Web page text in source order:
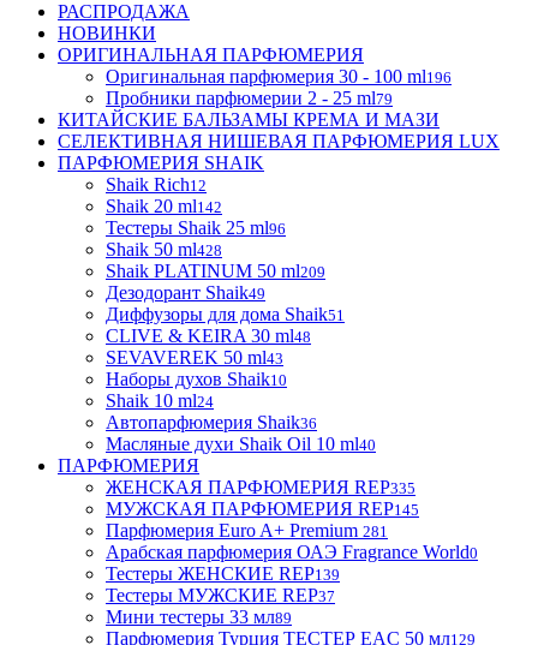
РАСПРОДАЖА
НОВИНКИ
ОРИГИНАЛЬНАЯ ПАРФЮМЕРИЯ
Оригинальная парфюмерия 30 - 100 ml196
Пробники парфюмерии 2 - 25 ml79
КИТАЙСКИЕ БАЛЬЗАМЫ КРЕМА И МАЗИ
СЕЛЕКТИВНАЯ НИШЕВАЯ ПАРФЮМЕРИЯ LUX
ПАРФЮМЕРИЯ SHAIK
Shaik Rich12
Shaik 20 ml142
Тестеры Shaik 25 ml96
Shaik 50 ml428
Shaik PLATINUM 50 ml209
Дезодорант Shaik49
Диффузоры для дома Shaik51
CLIVE & KEIRA 30 ml48
SEVAVEREK 50 ml43
Наборы духов Shaik10
Shaik 10 ml24
Автопарфюмерия Shaik36
Масляные духи Shaik Oil 10 ml40
ПАРФЮМЕРИЯ
ЖЕНСКАЯ ПАРФЮМЕРИЯ REP335
МУЖСКАЯ ПАРФЮМЕРИЯ REP145
Парфюмерия Euro A+ Premium 281
Арабская парфюмерия ОАЭ Fragrance World0
Тестеры ЖЕНСКИЕ REP139
Тестеры МУЖСКИЕ REP37
Мини тестеры 33 мл89
Парфюмерия Турция ТЕСТЕР EAC 50 мл129